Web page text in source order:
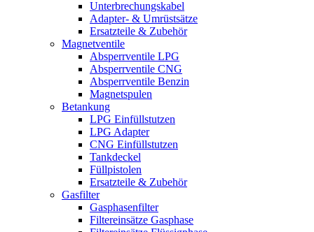
Unterbrechungskabel
Adapter- & Umrüstsätze
Ersatzteile & Zubehör
Magnetventile
Absperrventile LPG
Absperrventile CNG
Absperrventile Benzin
Magnetspulen
Betankung
LPG Einfüllstutzen
LPG Adapter
CNG Einfüllstutzen
Tankdeckel
Füllpistolen
Ersatzteile & Zubehör
Gasfilter
Gasphasenfilter
Filtereinsätze Gasphase